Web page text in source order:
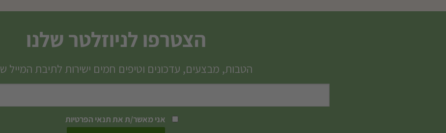
זה
לבחור
זה
מספר
ניתן
לבחור
הצטרפו לניוזלטר שלנו
הטבות, מבצעים, עדכונים וטיפים חמים ישירות לתיבת המייל
אני מאשר/ת אתתנאי הפרטיות